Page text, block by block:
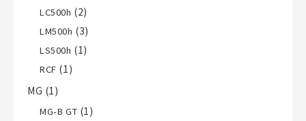
LC500h (2)
LM500h (3)
LS500h (1)
RCF (1)
MG (1)
MG-B GT (1)